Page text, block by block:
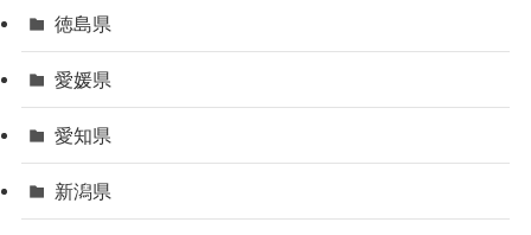
徳島県
愛媛県
愛知県
新潟県